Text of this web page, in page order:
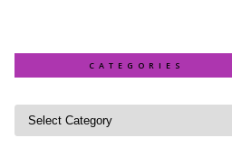
CATEGORIES